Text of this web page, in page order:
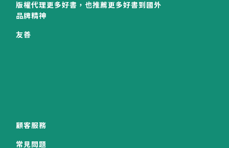
版權代理更多好書，也推薦更多好書到國外
品牌精神
友善
顧客服務
常見問題